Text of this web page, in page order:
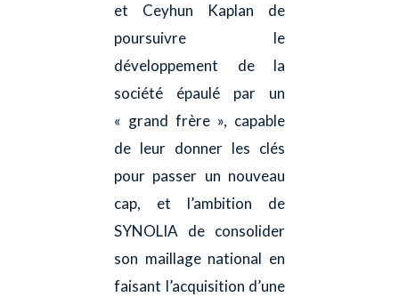
et Ceyhun Kaplan de
poursuivre le
développement de la
société épaulé par un
« grand frère », capable
de leur donner les clés
pour passer un nouveau
cap, et l’ambition de
SYNOLIA de consolider
son maillage national en
faisant l’acquisition d’une